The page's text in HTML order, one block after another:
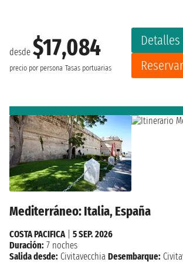
desde $17,084
precio por persona Tasas portuarias
Detalles
Reservar
Mediterráneo: Italia, España
COSTA PACIFICA
5 SEP. 2026
Duración: 7 noches
Salida desde: Civitavecchia Desembarque: